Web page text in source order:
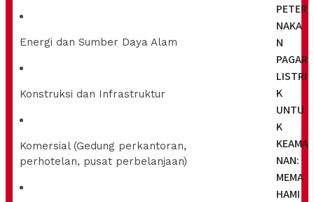
PETER
NAKA
N
PAGAR
LISTRI
K
UNTU
K
KEAMA
NAN:
MEMA
HAMI
Energi dan Sumber Daya Alam
Konstruksi dan Infrastruktur
Komersial (Gedung perkantoran,
perhotelan, pusat perbelanjaan)